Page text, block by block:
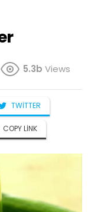
5.3b Views
TWITTER
COPY LINK